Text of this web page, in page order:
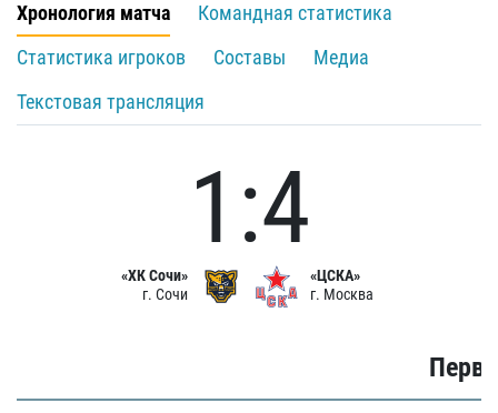
Хронология матча
Командная статистика
Статистика игроков
Составы
Медиа
Текстовая трансляция
«ХК Сочи»
г. Сочи
1:4
«ЦСКА»
г. Москва